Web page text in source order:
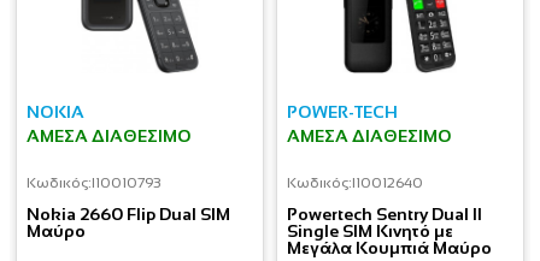
NOKIA
ΆΜΕΣΑ ΔΙΑΘΈΣΙΜΟ
Κωδικός:I10010793
Nokia 2660 Flip Dual SIM
Μαύρο
POWER-TECH
ΆΜΕΣΑ ΔΙΑΘΈΣΙΜΟ
Κωδικός:I10012640
Powertech Sentry Dual II
Single SIM Κινητό με
Μεγάλα Κουμπιά Μαύρο